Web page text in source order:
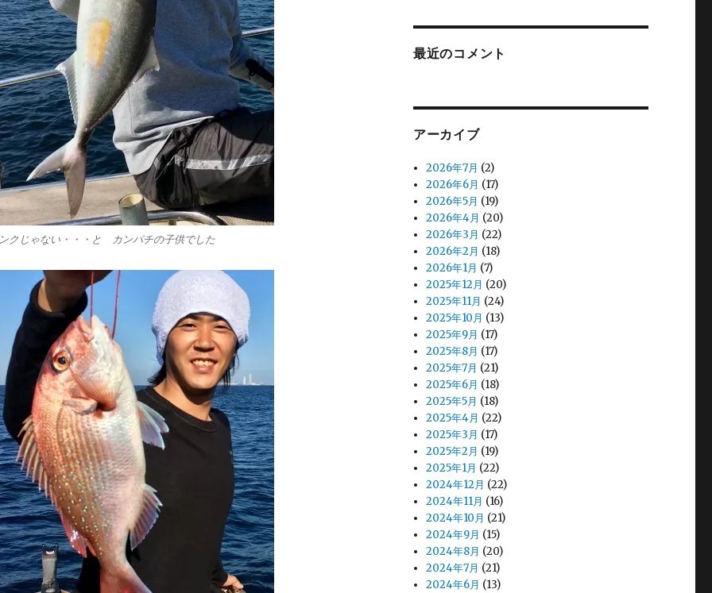
クじゃない・・・と カンパチの子供でした
最近のコメント
アーカイブ
2026年7月 (2)
2026年6月 (17)
2026年5月 (19)
2026年4月 (20)
2026年3月 (22)
2026年2月 (18)
2026年1月 (7)
2025年12月 (20)
2025年11月 (24)
2025年10月 (13)
2025年9月 (17)
2025年8月 (17)
2025年7月 (21)
2025年6月 (18)
2025年5月 (18)
2025年4月 (22)
2025年3月 (17)
2025年2月 (19)
2025年1月 (22)
2024年12月 (22)
2024年11月 (16)
2024年10月 (21)
2024年9月 (15)
2024年8月 (20)
2024年7月 (21)
2024年6月 (13)